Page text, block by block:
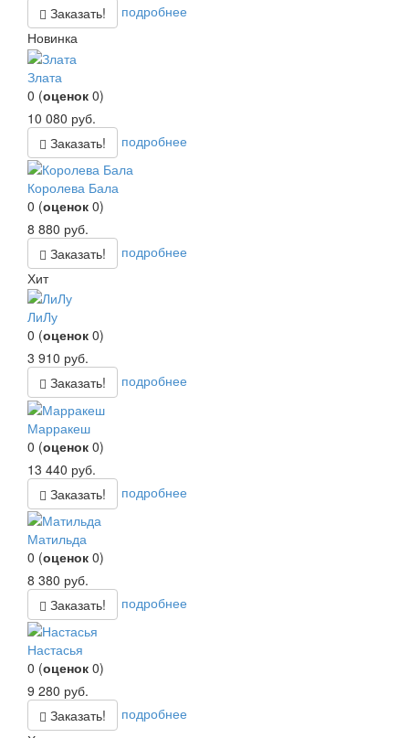
Заказать!
подробнее
Новинка
Злата
0 (оценок 0)
10 080 руб.
Заказать!
подробнее
Королева Бала
0 (оценок 0)
8 880 руб.
Заказать!
подробнее
Хит
ЛиЛу
0 (оценок 0)
3 910 руб.
Заказать!
подробнее
Марракеш
0 (оценок 0)
13 440 руб.
Заказать!
подробнее
Матильда
0 (оценок 0)
8 380 руб.
Заказать!
подробнее
Настасья
0 (оценок 0)
9 280 руб.
Заказать!
подробнее